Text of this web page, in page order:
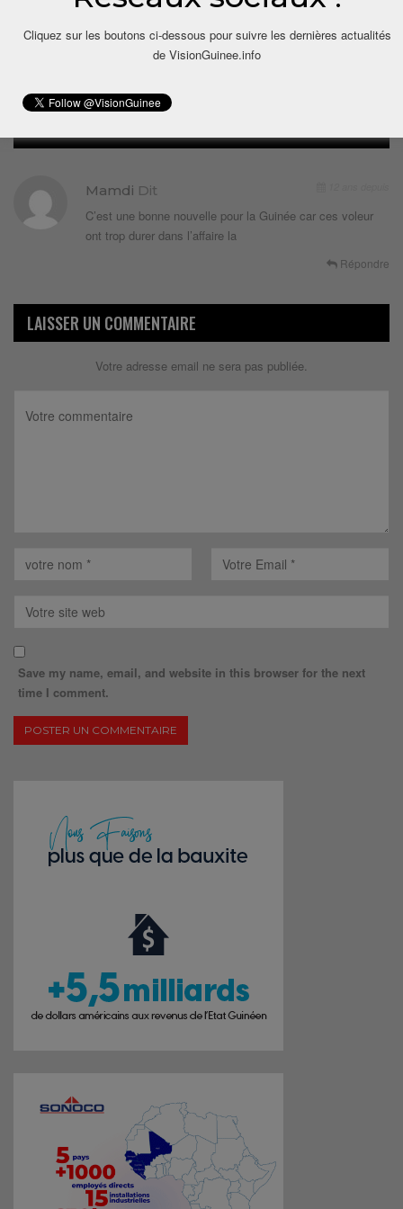
Mamdi Dit
C’est une bonne nouvelle pour la Guinée car ces voleur
ont trop durer dans l’affaire la
Répondre
LAISSER UN COMMENTAIRE
Votre adresse email ne sera pas publiée.
Save my name, email, and website in this browser for the next
time I comment.
Cliquez sur les boutons ci-dessous pour suivre les dernières actualités
de VisionGuinee.info